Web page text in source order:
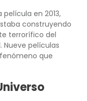
en 2013,
construyendo
terrorífico del
Nueve películas
que